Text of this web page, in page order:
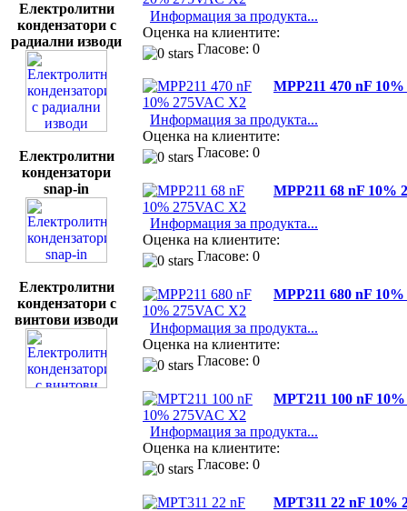
Електролитни
кондензатори с
радиални изводи
Електролитни
кондензатори
snap-in
Електролитни
кондензатори с
винтови изводи
Информация за продукта...
Оценка на клиентите:
Гласове: 0
MPP211 470 nF
Информация за продукта...
Оценка на клиентите:
Гласове: 0
MPP211 68 nF 10%
Информация за продукта...
Оценка на клиентите:
Гласове: 0
MPP211 680 nF
Информация за продукта...
Оценка на клиентите:
Гласове: 0
MPT211 100 nF
Информация за продукта...
Оценка на клиентите:
Гласове: 0
MPT311 22 nF 10%